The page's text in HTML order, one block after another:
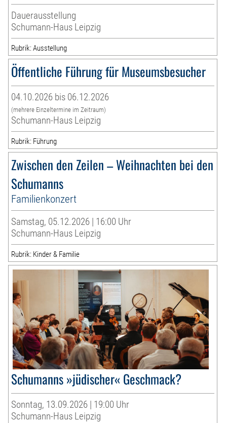
Dauerausstellung
Schumann-Haus Leipzig
Rubrik: Ausstellung
Öffentliche Führung für Museumsbesucher
04.10.2026 bis 06.12.2026
(mehrere Einzeltermine im Zeitraum)
Schumann-Haus Leipzig
Rubrik: Führung
Zwischen den Zeilen – Weihnachten bei den
Schumanns
Familienkonzert
Samstag, 05.12.2026 | 16:00 Uhr
Schumann-Haus Leipzig
Rubrik: Kinder & Familie
Schumanns »jüdischer« Geschmack?
Sonntag, 13.09.2026 | 19:00 Uhr
Schumann-Haus Leipzig